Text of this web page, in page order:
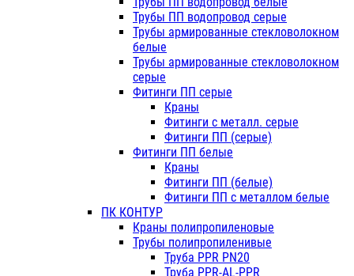
Трубы ПП водопровод серые
Трубы армированные стекловолокном
белые
Трубы армированные стекловолокном
серые
Фитинги ПП серые
Краны
Фитинги с металл. серые
Фитинги ПП (серые)
Фитинги ПП белые
Краны
Фитинги ПП (белые)
Фитинги ПП с металлом белые
ПК КОНТУР
Краны полипропиленовые
Трубы полипропиленивые
Труба PPR PN20
Труба PPR-AL-PPR